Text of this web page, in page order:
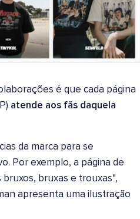
é que cada página
atende aos fãs daquela
da marca para se
Por exemplo, a página de
bruxas e trouxas",
apresenta uma ilustração